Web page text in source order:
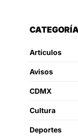
Artículos
Avisos
CDMX
Cultura
Deportes